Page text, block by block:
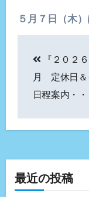
５月７日（木
稿
ナ
ビ
シ
『２０２
月 定休日＆
日程案内・・
最近の投稿